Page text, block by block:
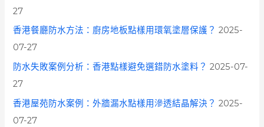
27
香港餐廳防水方法：廚房地板點樣用環氧塗層保護？ 2025-
07-27
防水失敗案例分析：香港點樣避免選錯防水塗料？ 2025-07-
27
香港屋苑防水案例：外牆漏水點樣用滲透結晶解決？ 2025-
07-27